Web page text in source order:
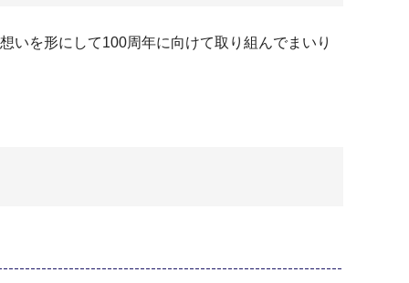
いを形にして100周年に向けて取り組んでまいり